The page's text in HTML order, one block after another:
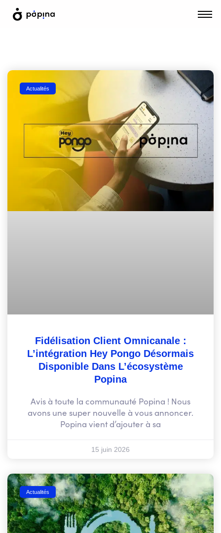
Actualités
Fidélisation Client Omnicanale :
L’intégration Hey Pongo Désormais
Disponible Dans L’écosystème
Popina
Avis à toute la communauté Popina ! Nous
avons une super nouvelle à vous annoncer.
Popina vient d’ajouter à sa
15 juin 2026
Actualités